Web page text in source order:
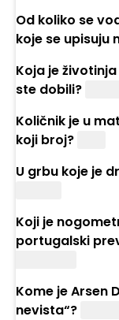
Od koliko se
koje se upisuju
Koja je
ste dobili?
Količnik je u
koji broj?
U grbu koje je
Koji je
portugalski
Kome je Arsen
nevista“?